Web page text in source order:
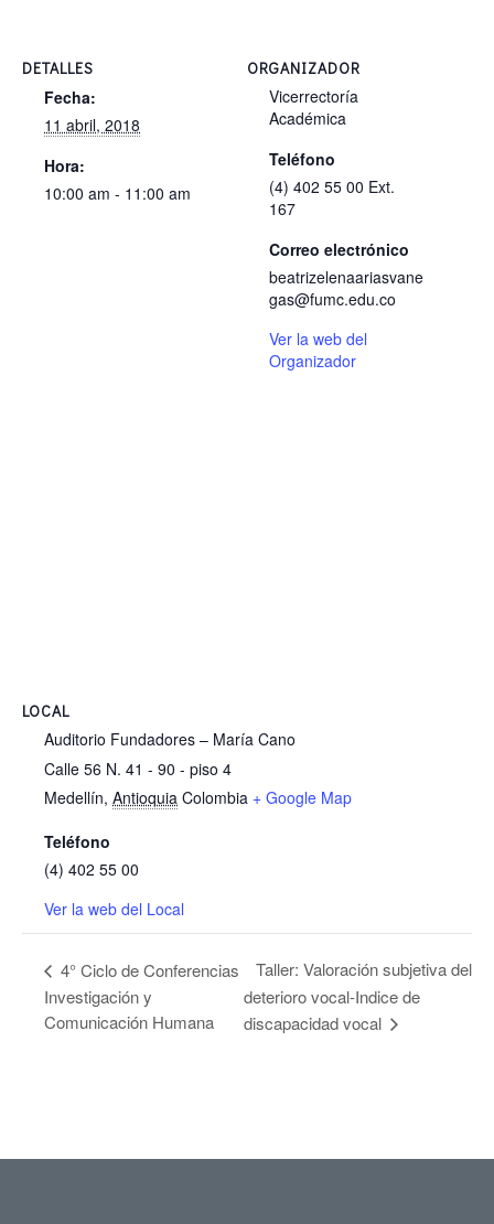
DETALLES
Fecha:
11 abril, 2018
Hora:
10:00 am - 11:00 am
ORGANIZADOR
Vicerrectoría
Académica
Teléfono
(4) 402 55 00 Ext.
167
Correo electrónico
beatrizelenaariasvane
gas@fumc.edu.co
Ver la web del
Organizador
LOCAL
Auditorio Fundadores – María Cano
Calle 56 N. 41 - 90 - piso 4
Medellín, Antioquia Colombia + Google Map
Teléfono
(4) 402 55 00
Ver la web del Local
4° Ciclo de Conferencias
Investigación y
Comunicación Humana
Taller: Valoración subjetiva del
deterioro vocal-Indice de
discapacidad vocal